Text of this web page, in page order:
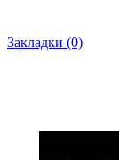
Закладки (0)